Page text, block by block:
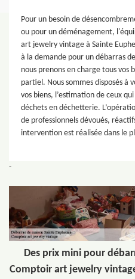
Pour un besoin de
ou pour un déménagement,
art jewelry vintage à Sainte
à la demande pour un débarras
nous prenons en charge tous vos
partiel. Nous sommes disposés à
vos biens, l’estimation de ceux
déchets en déchetterie.
de professionnels dévoués,
intervention est réalisée dans le
-
Des prix mini pour
Comptoir art jewelry